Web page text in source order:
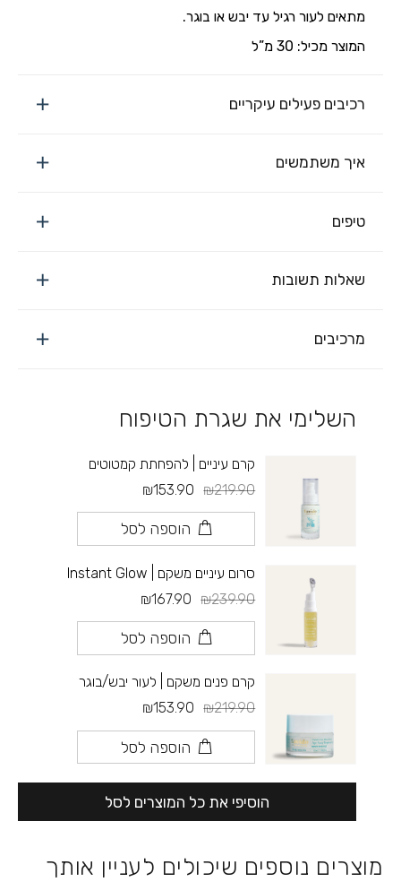
מתאים לעור רגיל עד יבש או בוגר.
המוצר מכיל: 30 מ”ל
רכיבים פעילים עיקריים
איך משתמשים
טיפים
שאלות תשובות
מרכיבים
השלימי את שגרת הטיפוח
קרם עיניים | להפחתת קמטוטים
₪219.90
₪153.90
הוספה לסל
סרום עיניים משקם | Instant Glow
₪239.90
₪167.90
הוספה לסל
קרם פנים משקם | לעור יבש/בוגר
₪219.90
₪153.90
הוספה לסל
הוסיפי את כל המוצרים לסל
מוצרים נוספים שיכולים לעניין אותך